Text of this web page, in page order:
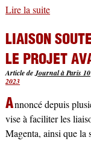
Lire la suite
LIAISON
LE PROJET
Article deJournal à Paris 10
2023
Annoncé depuis
vise à faciliter les
Magenta, ainsi que la